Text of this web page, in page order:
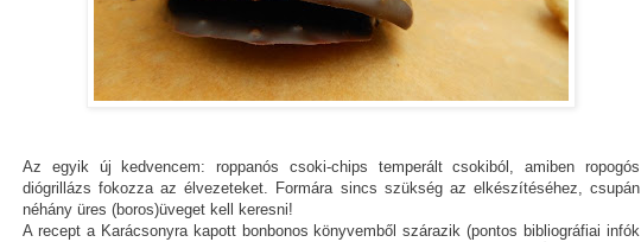
Az egyik új kedvencem: roppanós csoki-chips temperált csokiból, amiben ropogós
diógrillázs fokozza az élvezeteket. Formára sincs szükség az elkészítéséhez, csupán
néhány üres (boros)üveget kell keresni!
A recept a Karácsonyra kapott bonbonos könyvemből szárazik (pontos bibliográfiai infók